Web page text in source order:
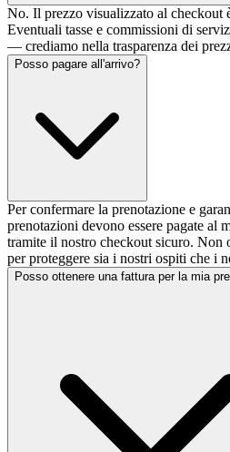
No. Il prezzo visualizzato al checkout
Eventuali tasse e commissioni di
— crediamo nella trasparenza dei
Posso pagare all'arrivo?
Per confermare la prenotazione e
prenotazioni devono essere pagate al
tramite il nostro checkout sicuro. Non
per proteggere sia i nostri ospiti che i
Posso ottenere una fattura per la mia